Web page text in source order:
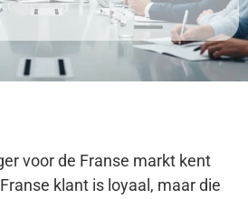
voor de Franse markt kent
klant is loyaal, maar die